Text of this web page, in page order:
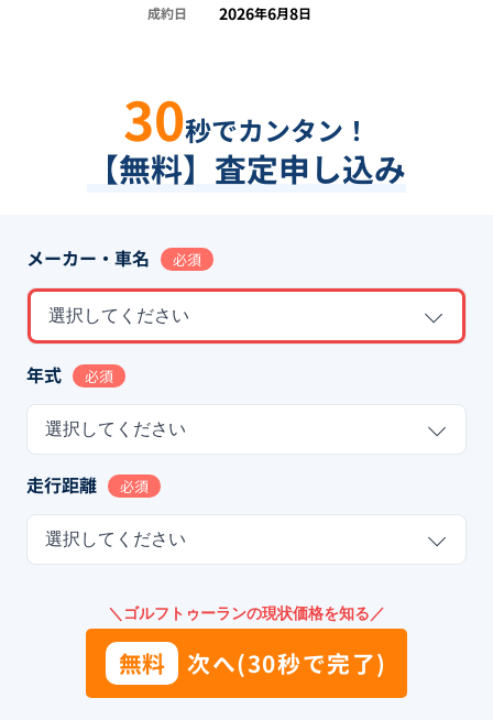
成約日
2026年6月8日
30秒でカンタン！
【無料】査定申し込み
メーカー・車名 必須
選択してください
年式 必須
選択してください
走行距離 必須
選択してください
＼ゴルフトゥーランの現状価格を知る／
無料 次へ(30秒で完了)